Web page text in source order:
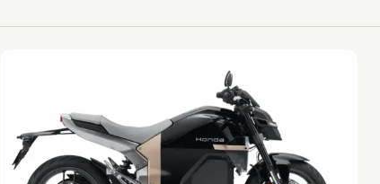
translucides de la mer Rouge, avec en toile de fond les
montagnes majestueuses de la région de Tabuk. Une
adresse fondée sur un postulat simple : le luxe n'est
pleinement accompli que lorsqu'il régénère.